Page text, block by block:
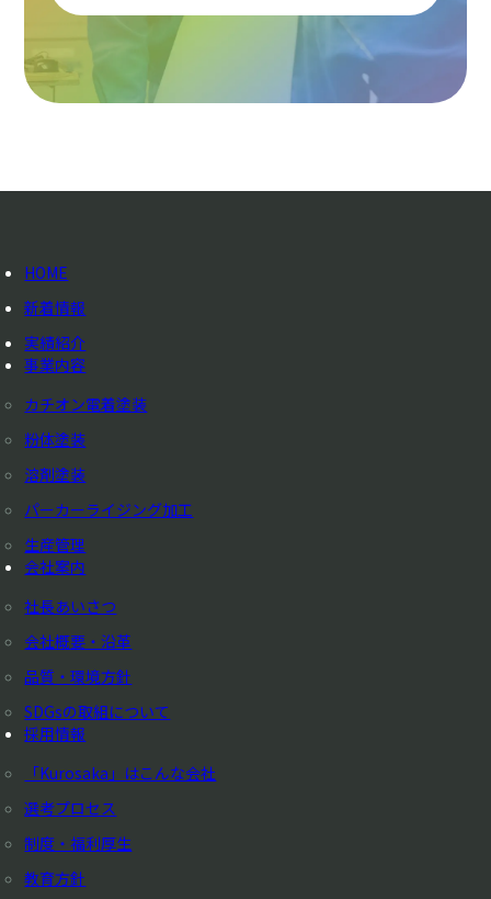
HOME
新着情報
実績紹介
事業内容
カチオン電着塗装
粉体塗装
溶剤塗装
パーカーライジング加工
生産管理
会社案内
社長あいさつ
会社概要・沿革
品質・環境方針
SDGsの取組について
採用情報
「Kurosaka」はこんな会社
選考プロセス
制度・福利厚生
教育方針